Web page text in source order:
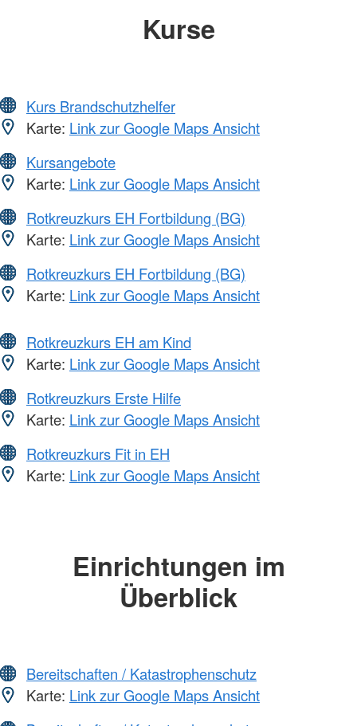
Kurse
Kurs Brandschutzhelfer
Karte: Link zur Google Maps Ansicht
Kursangebote
Karte: Link zur Google Maps Ansicht
Rotkreuzkurs EH Fortbildung (BG)
Karte: Link zur Google Maps Ansicht
Rotkreuzkurs EH Fortbildung (BG)
Karte: Link zur Google Maps Ansicht
Rotkreuzkurs EH am Kind
Karte: Link zur Google Maps Ansicht
Rotkreuzkurs Erste Hilfe
Karte: Link zur Google Maps Ansicht
Rotkreuzkurs Fit in EH
Karte: Link zur Google Maps Ansicht
Einrichtungen im
Überblick
Bereitschaften / Katastrophenschutz
Karte: Link zur Google Maps Ansicht